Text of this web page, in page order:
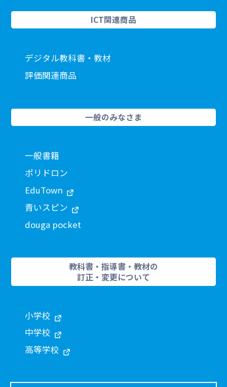
ICT関連商品
デジタル教科書・教材
評価関連商品
一般のみなさま
一般書籍
ポリドロン
EduTown
青いスピン
douga pocket
教科書・指導書・教材の
訂正・変更について
小学校
中学校
高等学校